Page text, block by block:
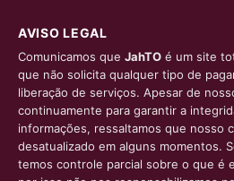
AVISO LEGAL
Comunicamos que JahTO é um site
que não solicita qualquer tipo de
liberação de serviços. Apesar de
continuamente para garantir a
informações, ressaltamos que nosso
desatualizado em alguns momentos.
temos controle parcial sobre o que é